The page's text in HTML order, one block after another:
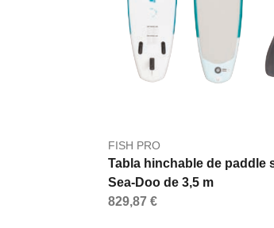
FISH PRO
Tabla hinchable de paddle
Sea-Doo de 3,5 m
829,87 €